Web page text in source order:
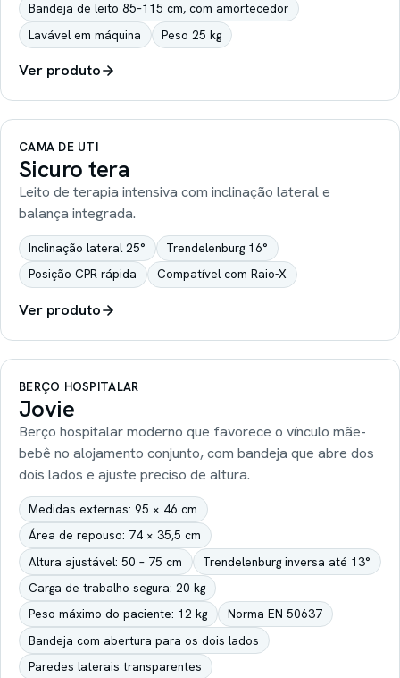
Bandeja de leito 85–115 cm, com amortecedor
Lavável em máquina
Peso 25 kg
Ver produto
CAMA DE UTI
Sicuro tera
Leito de terapia intensiva com inclinação lateral e
balança integrada.
Inclinação lateral 25°
Trendelenburg 16°
Posição CPR rápida
Compatível com Raio-X
Ver produto
BERÇO HOSPITALAR
Jovie
Berço hospitalar moderno que favorece o vínculo mãe-
bebê no alojamento conjunto, com bandeja que abre dos
dois lados e ajuste preciso de altura.
Medidas externas: 95 × 46 cm
Área de repouso: 74 × 35,5 cm
Altura ajustável: 50 – 75 cm
Trendelenburg inversa até 13°
Carga de trabalho segura: 20 kg
Peso máximo do paciente: 12 kg
Norma EN 50637
Bandeja com abertura para os dois lados
Paredes laterais transparentes